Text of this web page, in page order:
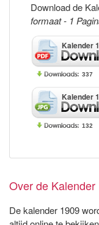
Download de
formaat - 1
Kalender
337
Kalender
132
Over de Kalender
De kalender 1909